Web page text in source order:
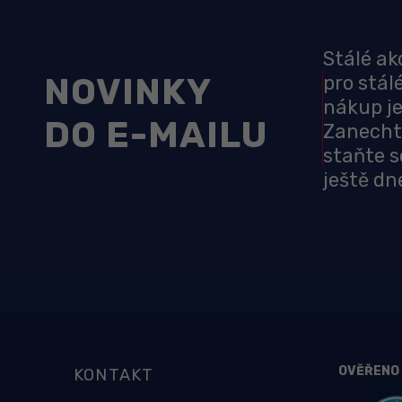
NOVINKY
DO E-MAILU
Stálé
pro
nákup
staňte
ještě
KONTAKT